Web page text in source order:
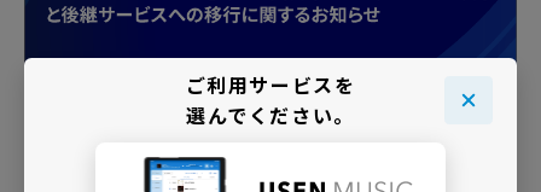
ご利用サービスを
選んでください。